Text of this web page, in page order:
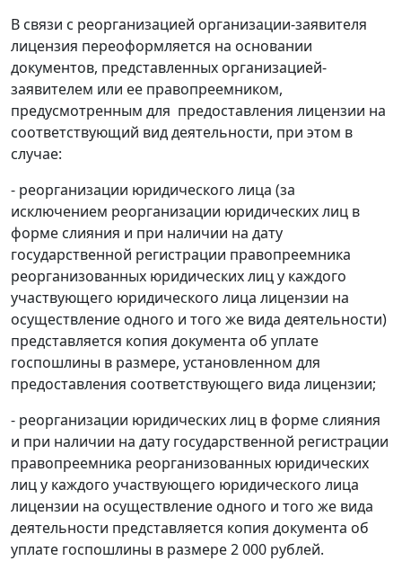
В связи с реорганизацией организации-заявителя
лицензия переоформляется на основании
документов, представленных организацией-
заявителем или ее правопреемником,
предусмотренным для предоставления лицензии на
соответствующий вид деятельности, при этом в
случае:
- реорганизации юридического лица (за
исключением реорганизации юридических лиц в
форме слияния и при наличии на дату
государственной регистрации правопреемника
реорганизованных юридических лиц у каждого
участвующего юридического лица лицензии на
осуществление одного и того же вида деятельности)
представляется копия документа об уплате
госпошлины в размере, установленном для
предоставления соответствующего вида лицензии;
- реорганизации юридических лиц в форме слияния
и при наличии на дату государственной регистрации
правопреемника реорганизованных юридических
лиц у каждого участвующего юридического лица
лицензии на осуществление одного и того же вида
деятельности представляется копия документа об
уплате госпошлины в размере 2 000 рублей.